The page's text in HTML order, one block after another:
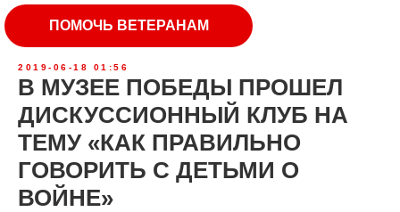
ПОМОЧЬ ВЕТЕРАНАМ
2019-06-18 01:56
В МУЗЕЕ ПОБЕДЫ ПРОШЕЛ
ДИСКУССИОННЫЙ КЛУБ НА
ТЕМУ «КАК ПРАВИЛЬНО
ГОВОРИТЬ С ДЕТЬМИ О
ВОЙНЕ»